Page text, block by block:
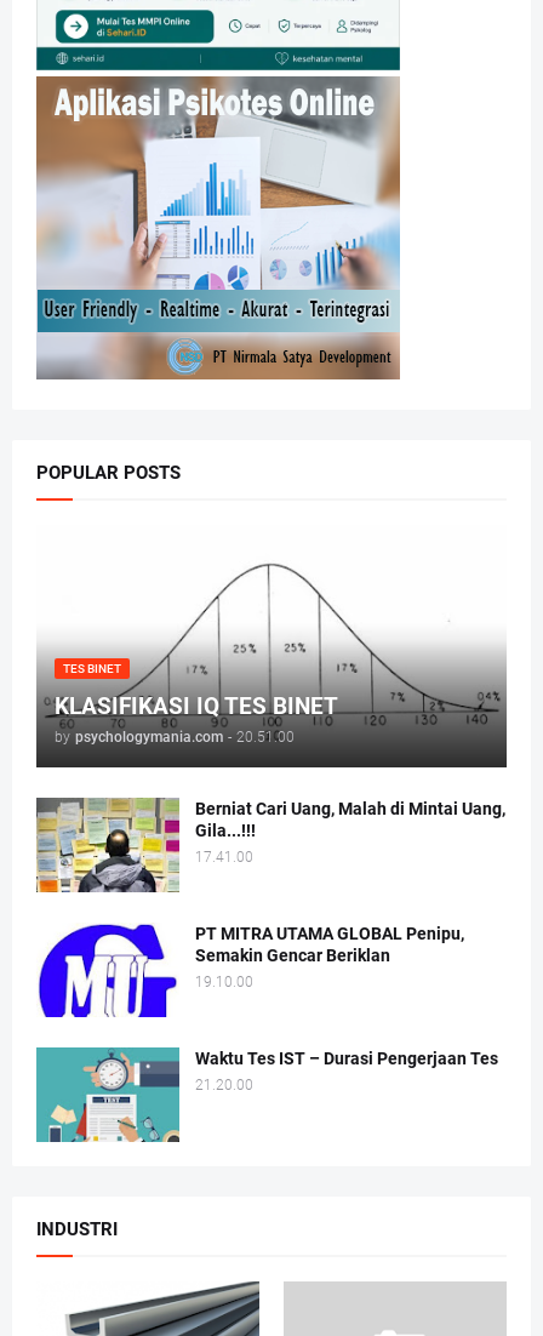
POPULAR POSTS
TES BINET
KLASIFIKASI IQ TES BINET
by psychologymania.com - 20.51.00
Berniat Cari Uang, Malah di Mintai Uang,
Gila...!!!
17.41.00
PT MITRA UTAMA GLOBAL Penipu,
Semakin Gencar Beriklan
19.10.00
Waktu Tes IST – Durasi Pengerjaan Tes
21.20.00
INDUSTRI